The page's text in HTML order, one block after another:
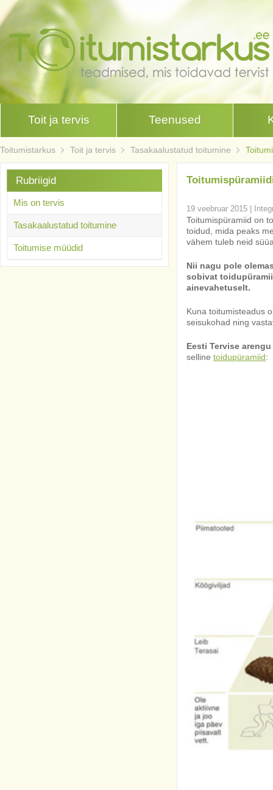
Toit ja tervis Teenused
Toitumistarkus Toit ja tervis Tasakaalustatud toitumine
19 veebruar 2015
Toitumispüramiid on
toidud, mida peaks
vähem tuleb neid
Nii nagu pole
sobivat
ainevahetuselt.
Kuna toitumisteadus
seisukohad ning
Eesti Tervise
selline toidupüramiid:
Rubriigid
Mis on tervis
Tasakaalustatud toitumine
Toitumise müüdid